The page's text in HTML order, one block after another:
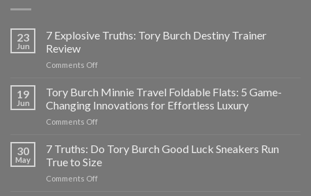
23
Jun
7 Explosive Truths: Tory Burch Destiny Trainer
Review
Comments Offon
Explosive
Truths:
Tory
Burch
Trainer
19
Jun
Tory Burch Minnie Travel Foldable Flats: 5 Game-
Changing Innovations for Effortless Luxury
Comments Offon
Burch
Minnie
Travel
Foldable
30
May
7 Truths: Do Tory Burch Good Luck Sneakers Run
True to Size
Comments Offon